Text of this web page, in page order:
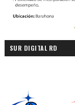
SUR DIGITAL RD